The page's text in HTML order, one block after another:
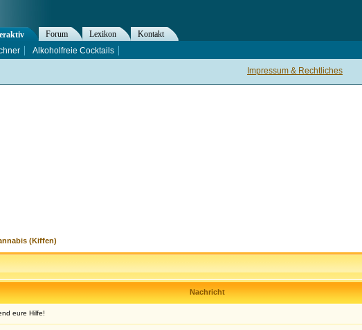
(Kiffen)
Nachricht
eure Hilfe!
Impressum & Rechtliches
Forum Lexikon
Kontakt
Alkoholfreie Cocktails